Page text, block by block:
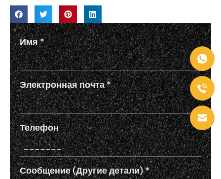
Имя*
Электронная почта*
Телефон
Сообщение (Другие детали)*